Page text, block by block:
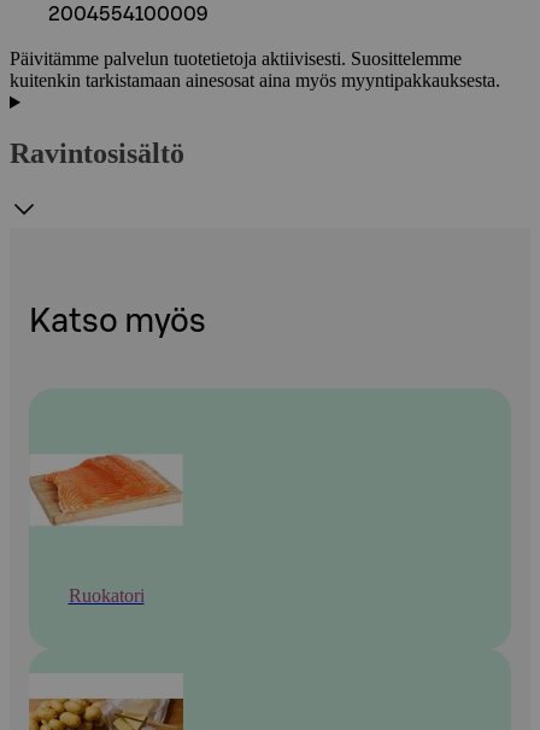
2004554100009
Päivitämme palvelun tuotetietoja aktiivisesti. Suosittelemme
kuitenkin tarkistamaan ainesosat aina myös myyntipakkauksesta.
Ravintosisältö
Katso myös
Ruokatori